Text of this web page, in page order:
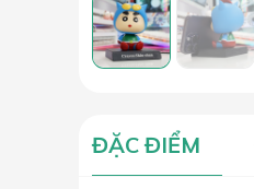
ĐẶC ĐIỂM